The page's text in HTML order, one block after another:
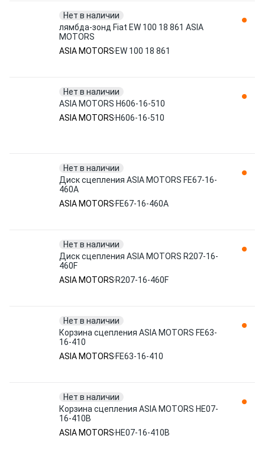
Нет в наличии
лямбда-зонд Fiat EW 100 18 861 ASIA
MOTORS
ASIA MOTORS EW 100 18 861
Нет в наличии
ASIA MOTORS H606-16-510
ASIA MOTORS H606-16-510
Нет в наличии
Диск сцепления ASIA MOTORS FE67-16-
460A
ASIA MOTORS FE67-16-460A
Нет в наличии
Диск сцепления ASIA MOTORS R207-16-
460F
ASIA MOTORS R207-16-460F
Нет в наличии
Корзина сцепления ASIA MOTORS FE63-
16-410
ASIA MOTORS FE63-16-410
Нет в наличии
Корзина сцепления ASIA MOTORS HE07-
16-410B
ASIA MOTORS HE07-16-410B